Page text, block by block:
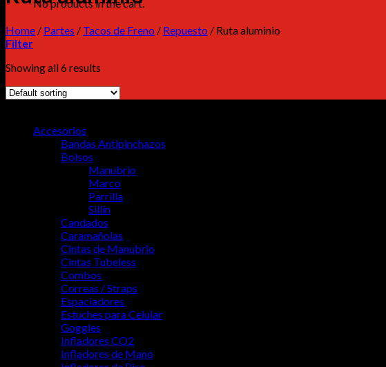
No products in the cart.
Home / Partes / Tacos de Freno / Repuesto / Ruta aluminio
Filter
Showing all 6 results
Accesorios
Bandas Antipinchazos
Bolsos
Manubrio
Marco
Parrilla
Sillín
Candados
Caramañolas
Cintas de Manubrio
Cintas Tubeless
Combos
Correas / Straps
Espaciadores
Estuches para Celular
Goggles
Infladores CO2
Infladores de Mano